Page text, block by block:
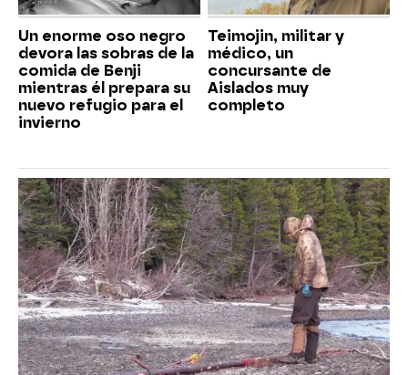
Un enorme oso negro
devora las sobras de la
comida de Benji
mientras él prepara su
nuevo refugio para el
invierno
Teimojin, militar y
médico, un
concursante de
Aislados muy
completo